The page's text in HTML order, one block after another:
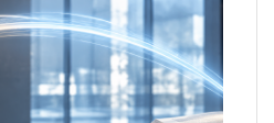
d
e
r
e